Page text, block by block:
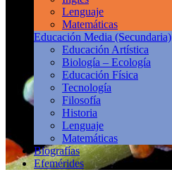
Lenguaje
Matemáticas
Educación Media (Secundaria)
Educación Artística
Biología – Ecología
Educación Física
Tecnología
Filosofía
Historia
Lenguaje
Matemáticas
Biografías
Efemérides